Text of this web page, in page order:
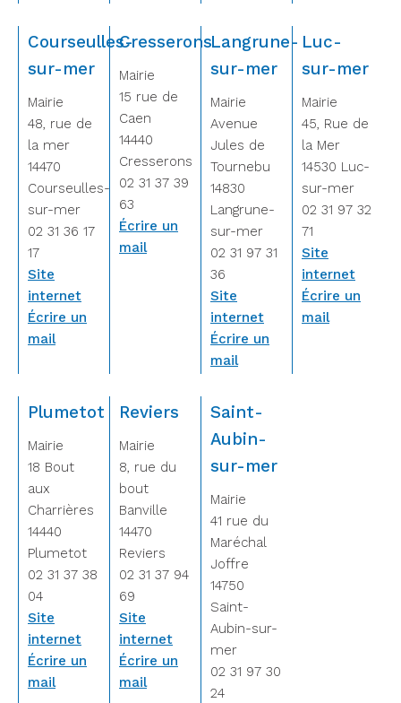
Courseulles-
sur-mer
Mairie
48, rue de
la mer
14470
Courseulles-
sur-mer
02 31 36 17
17
Site
internet
Écrire un
mail
Cresserons
Mairie
15 rue de
Caen
14440
Cresserons
02 31 37 39
63
Écrire un
mail
Langrune-
sur-mer
Mairie
Avenue
Jules de
Tournebu
14830
Langrune-
sur-mer
02 31 97 31
36
Site
internet
Écrire un
mail
Luc-
sur-mer
Mairie
45, Rue de
la Mer
14530 Luc-
sur-mer
02 31 97 32
71
Site
internet
Écrire un
mail
Plumetot
Mairie
18 Bout
aux
Charrières
14440
Plumetot
02 31 37 38
04
Site
internet
Écrire un
mail
Reviers
Mairie
8, rue du
bout
Banville
14470
Reviers
02 31 37 94
69
Site
internet
Écrire un
mail
Saint-
Aubin-
sur-mer
Mairie
41 rue du
Maréchal
Joffre
14750
Saint-
Aubin-sur-
mer
02 31 97 30
24